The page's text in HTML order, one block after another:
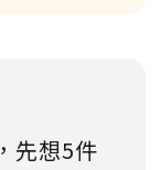
先想5件